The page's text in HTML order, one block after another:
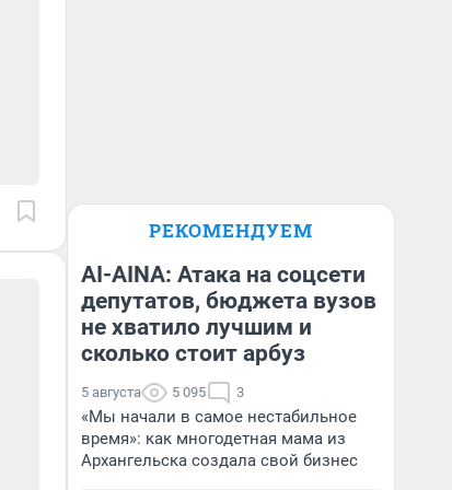
РЕКОМЕНДУЕМ
AI-AINA: Атака на соцсети
депутатов, бюджета вузов
не хватило лучшим и
сколько стоит арбуз
5 августа 5 095 3
«Мы начали в самое нестабильное
время»: как многодетная мама из
Архангельска создала свой бизнес